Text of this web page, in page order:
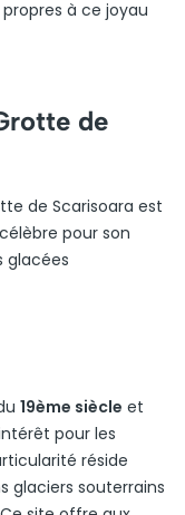
à ce joyau
de
de Scarisoara est
pour son
glacées
19ème siècle et
pour les
réside
glaciers souterrains